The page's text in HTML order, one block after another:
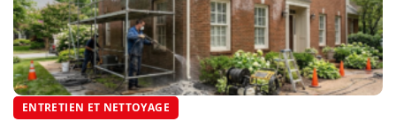
ENTRETIEN ET NETTOYAGE